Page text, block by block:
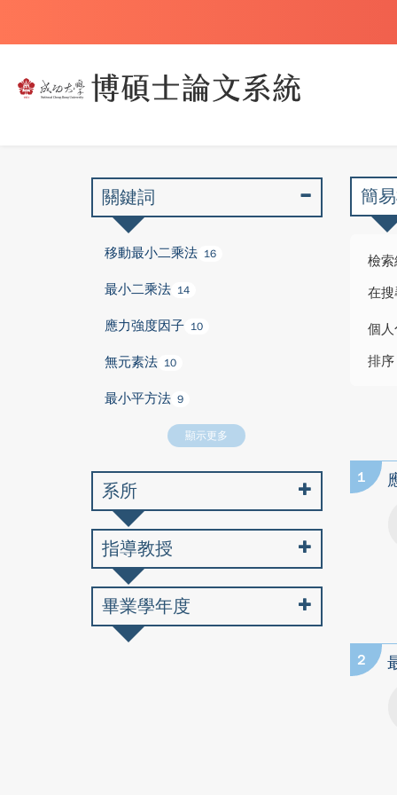
簡
檢
在
個
排序
1
2
關鍵詞
移動最小二乘法 16
最小二乘法 14
應力強度因子 10
無元素法 10
最小平方法 9
顯示更多
系所
指導教授
畢業學年度